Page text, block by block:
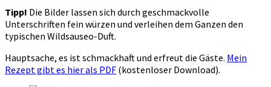
Tipp! Die Bilder lassen sich durch geschmackvolle
Unterschriften fein würzen und verleihen dem Ganzen den
typischen Wildsauseo-Duft.
Hauptsache, es ist schmackhaft und erfreut die Gäste. Mein
Rezept gibt es hier als PDF (kostenloser Download).